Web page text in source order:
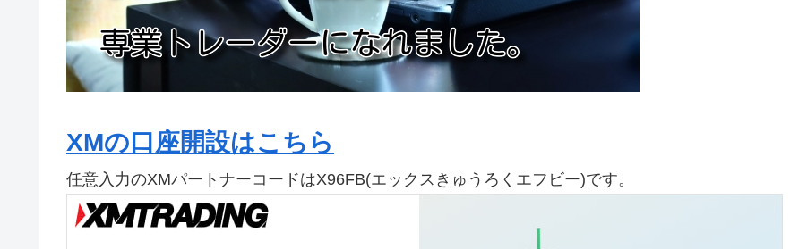
XMの口座開設はこちら
任意入力のXMパートナーコードはX96FB(エックスきゅうろくエフビー)です。